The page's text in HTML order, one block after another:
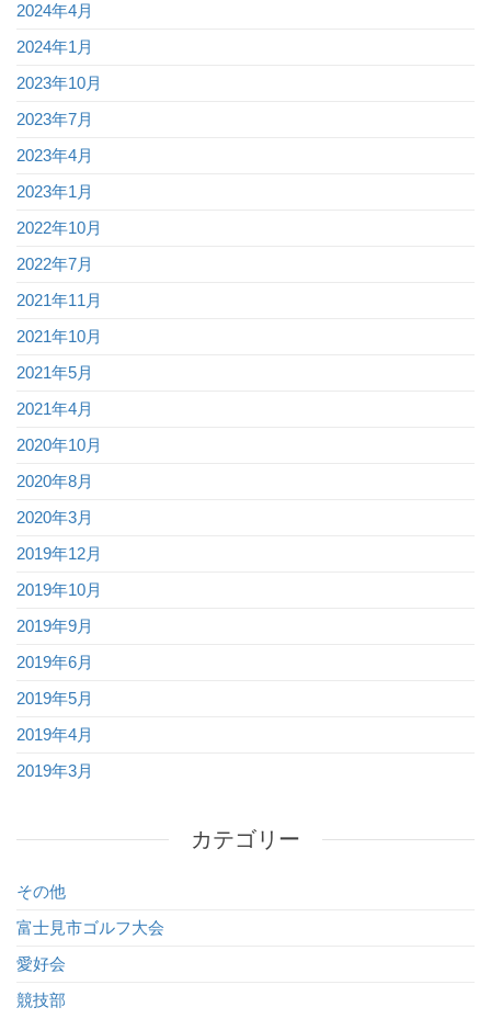
2024年4月
2024年1月
2023年10月
2023年7月
2023年4月
2023年1月
2022年10月
2022年7月
2021年11月
2021年10月
2021年5月
2021年4月
2020年10月
2020年8月
2020年3月
2019年12月
2019年10月
2019年9月
2019年6月
2019年5月
2019年4月
2019年3月
カテゴリー
その他
富士見市ゴルフ大会
愛好会
競技部